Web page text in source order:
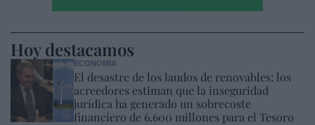
Hoy destacamos
ECONOMÍA
El desastre de los laudos de renovables: los
acreedores estiman que la inseguridad
jurídica ha generado un sobrecoste
financiero de 6.600 millones para el Tesoro